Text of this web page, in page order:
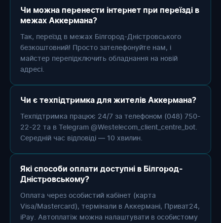
Чи можна перенести інтернет при переїзді в
межах Аккермана?
Так, переїзд в межах Білгород-Дністровського
безкоштовний! Просто зателефонуйте нам, і
майстер перепідключить обладнання на новій
адресі.
Чи є техпідтримка для жителів Аккермана?
Техпідтримка працює 24/7 за телефоном (048) 750-
22-22 та в Telegram @Westelecom_client_centre_bot.
Середній час відповіді — 10 хвилин.
Які способи оплати доступні в Білгород-
Дністровському?
Оплата через особистий кабінет (карта
Visa/Mastercard), термінали в Аккермані, Приват24,
iPay. Автоплатіж можна налаштувати в особистому